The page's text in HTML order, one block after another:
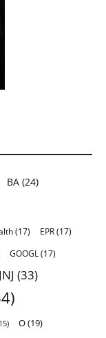
BA (24)
(17) EPR(17)
GOOGL (17)
JNJ (33)
O(19)